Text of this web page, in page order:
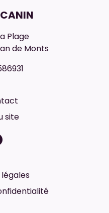
Plage
de Monts
site